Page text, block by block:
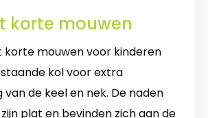
korte mouwen
korte mouwen voor kinderen
kol voor extra
de keel en nek. De naden
plat en bevinden zich aan de